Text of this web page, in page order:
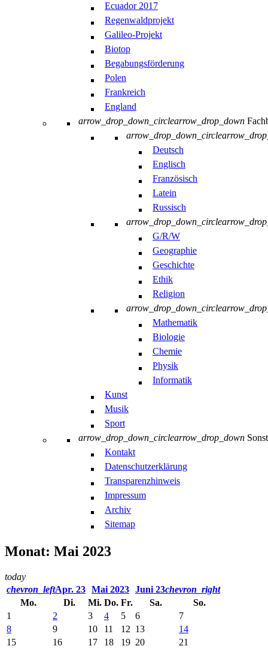
Ecuador 2017
Regenwaldprojekt
Galileo-Projekt
Biotop
Begabungsförderung
Polen
Frankreich
England
arrow_drop_down_circlearrow_drop_down
arrow_drop_down_circle
Deutsch
Englisch
Französisch
Latein
Russisch
arrow_drop_down_circle
G/R/W
Geographie
Geschichte
Ethik
Religion
arrow_drop_down_circle
Mathematik
Biologie
Chemie
Physik
Informatik
Kunst
Musik
Sport
arrow_drop_down_circlearrow_drop_down
Kontakt
Datenschutzerklärung
Transparenzhinweis
Impressum
Archiv
Sitemap
Monat: Mai 2023
today
chevron_leftApr. 23 Mai 2023 Juni 23chevron_right
Mo.
Di. Mi. Do. Fr. Sa.
So.
1
2 3 4 5 6
7
8
9 10 11 12 13
14
15
16 17 18 19 20
21